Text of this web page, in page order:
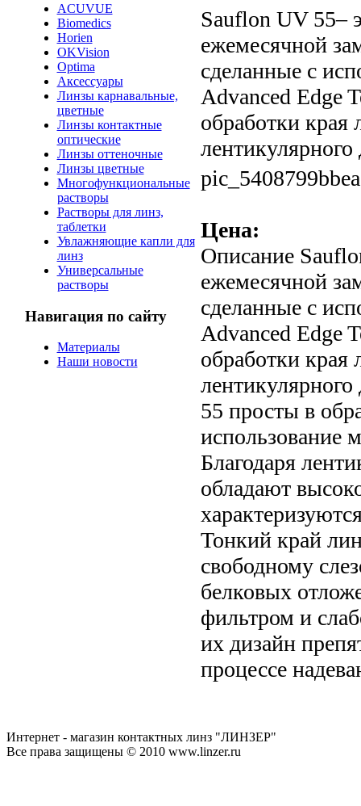
ACUVUE
Biomedics
Horien
OKVision
Optima
Аксессуары
Линзы карнавальные,
цветные
Линзы контактные
оптические
Линзы оттеночные
Линзы цветные
Многофункциональные
растворы
Растворы для линз,
таблетки
Увлажняющие капли для
линз
Универсальные
растворы
Навигация по сайту
Материалы
Наши новости
Sauflon UV 55–
ежемесячной
сделанные с
Advanced Edge
обработки края
Цена:
Описание
ежемесячной
сделанные с
Advanced Edge
обработки края
55 просты в
использование
Благодаря
обладают
Тонкий край
свободному
белковых
фильтром и
их дизайн
процессе
Интернет - магазин контактных линз "ЛИНЗЕР"
Все права защищены © 2010 www.linzer.ru